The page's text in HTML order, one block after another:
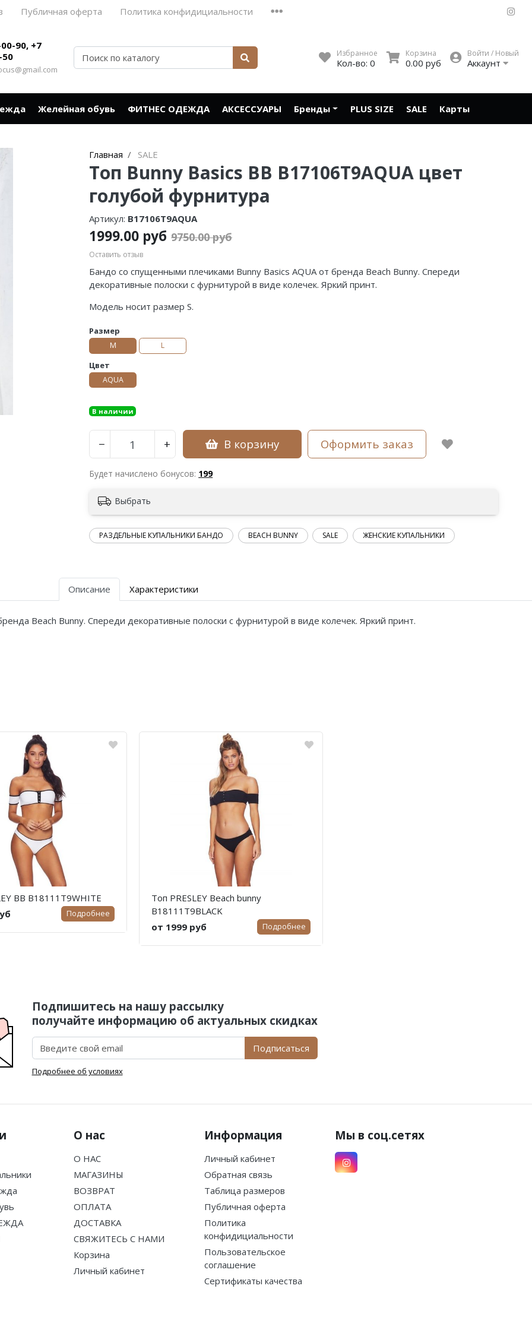
Публичная оферта Политика конфидициальности
90, +7
50
Избранное
Кол-во: 0
Корзина
0.00 руб
Войти / Новый
Аккаунт
Желейная обувь ФИТНЕС ОДЕЖДА АКСЕССУАРЫ Бренды PLUS SIZE SALE Карты
Главная SALE
Топ Bunny Basics BB B17106T9AQUA цвет
голубой фурнитура
Артикул: B17106T9AQUA
1999.00 руб 9750.00 руб
Оставить отзыв
Бандо со спущенными плечиками Bunny Basics AQUA от бренда Beach Bunny. Спереди
декоративные полоски с фурнитурой в виде колечек. Яркий принт.
Модель носит размер S.
Размер
M L
Цвет
AQUA
В наличии
− + В корзину Оформить заказ
Будет начислено бонусов: 199
Выбрать
РАЗДЕЛЬНЫЕ КУПАЛЬНИКИ БАНДО BEACH BUNNY SALE ЖЕНСКИЕ КУПАЛЬНИКИ
Описание Характеристики
Beach Bunny. Спереди декоративные полоски с фурнитурой в виде колечек. Яркий принт.
BB B18111T9WHITE
Подробнее
Топ PRESLEY Beach bunny
B18111T9BLACK
от 1999 руб
Подробнее
Подпишитесь на нашу рассылку
получайте информацию об актуальных скидках
Подписаться
Подробнее об условиях
О нас
О НАС
МАГАЗИНЫ
ВОЗВРАТ
ОПЛАТА
ДОСТАВКА
СВЯЖИТЕСЬ С НАМИ
Корзина
Личный кабинет
Информация
Личный кабинет
Обратная связь
Таблица размеров
Публичная оферта
Политика
конфидициальности
Пользовательское
соглашение
Сертификаты качества
Мы в соц.сетях